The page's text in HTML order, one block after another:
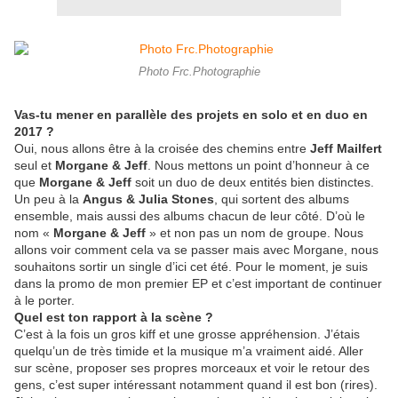
Photo Frc.Photographie
Vas-tu mener en parallèle des projets en solo et en duo en
2017 ?
Oui, nous allons être à la croisée des chemins entre Jeff Mailfert
seul et Morgane & Jeff . Nous mettons un point d’honneur à ce
que Morgane & Jeff soit un duo de deux entités bien distinctes.
Un peu à la Angus & Julia Stones , qui sortent des albums
ensemble, mais aussi des albums chacun de leur côté. D’où le
nom « Morgane & Jeff » et non pas un nom de groupe. Nous
allons voir comment cela va se passer mais avec Morgane, nous
souhaitons sortir un single d’ici cet été. Pour le moment, je suis
dans la promo de mon premier EP et c’est important de continuer
à le porter.
Quel est ton rapport à la scène ?
C’est à la fois un gros kiff et une grosse appréhension. J’étais
quelqu’un de très timide et la musique m’a vraiment aidé. Aller
sur scène, proposer ses propres morceaux et voir le retour des
gens, c’est super intéressant notamment quand il est bon (rires).